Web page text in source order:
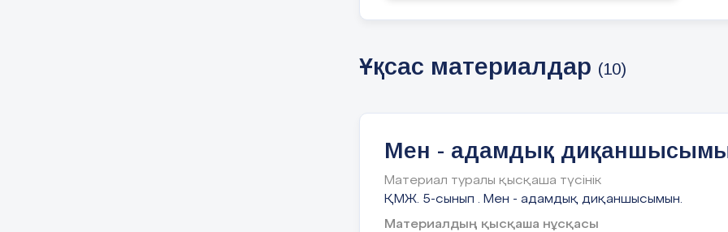
Сабақтың басы
І. Ұйымдастыру кезеңі.
қасиеті....»
Ұқсас материалдар (10)
Мен - адамдық
Материал туралы қысқаша түсінік
ҚМЖ. 5-сынып . Мен - адамдық диқаншысымын.
Материалдың қысқаша нұсқасы